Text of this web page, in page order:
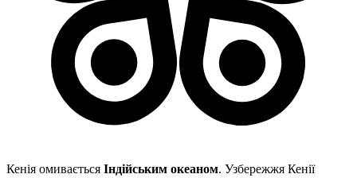
Кенія омивається Індійським океаном. Узбережжя Кенії